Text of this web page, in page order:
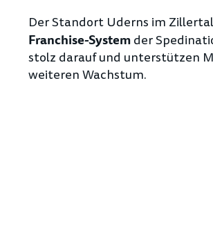
Der Standort Uderns im
Franchise-System der
stolz darauf und unterstützen
weiteren Wachstum.